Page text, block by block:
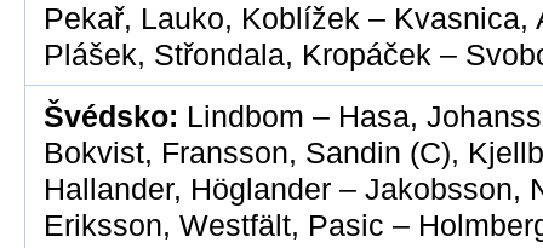
Pekař, Lauko, Koblížek – Kvasnica,
Plášek, Střondala, Kropáček –
Švédsko: Lindbom – Hasa,
Bokvist, Fransson, Sandin (C),
Hallander, Höglander – Jakobsson,
Eriksson, Westfält, Pasic –